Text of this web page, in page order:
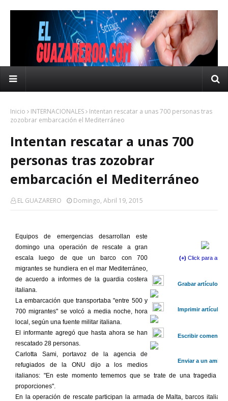
Inicio INTERNACIONALES
Intentan rescatar a unas 700 personas tras
zozobrar embarcación el Mediterráneo
Intentan rescatar a unas 700
personas tras zozobrar
embarcación el Mediterráneo
EL GUAZARERO Domingo, Abril 19, 2015
(+) Click para
Grabar artículo
Imprimir artículo
Escribir
Enviar a un amigo
Equipos de emergencias desarrollan este
domingo una operación de rescate a gran
escala luego de que un barco con 700
migrantes se hundiera en el mar Mediterráneo,
de acuerdo a informes de la guardia costera
italiana.
La embarcación que transportaba "entre 500 y
700 migrantes" se volcó a media noche, hora
local, según una fuente militar italiana.
El informante agregó que hasta ahora se han
rescatado 28 personas.
Carlotta Sami, portavoz de la agencia de
refugiados de la ONU dijo a los medios
italianos: "En este momento tememos que se trate de una tragedia de
proporciones".
En la operación de rescate participan la armada de Malta, barcos